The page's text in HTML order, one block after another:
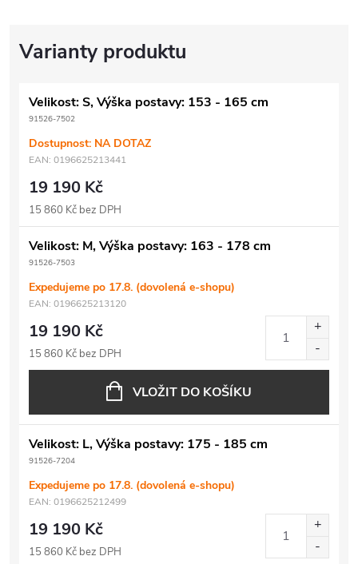
Velikost: S, Výška postavy: 153 - 165 cm
91526-7502
Dostupnost: NA DOTAZ
EAN: 0196625213441
19 190 Kč
15 860 Kč bez DPH
Velikost: M, Výška postavy: 163 - 178 cm
91526-7503
Expedujeme po 17.8. (dovolená e-shopu)
EAN: 0196625213120
19 190 Kč
15 860 Kč bez DPH
VLOŽIT DO KOŠÍKU
Velikost: L, Výška postavy: 175 - 185 cm
91526-7204
Expedujeme po 17.8. (dovolená e-shopu)
EAN: 0196625212499
19 190 Kč
15 860 Kč bez DPH